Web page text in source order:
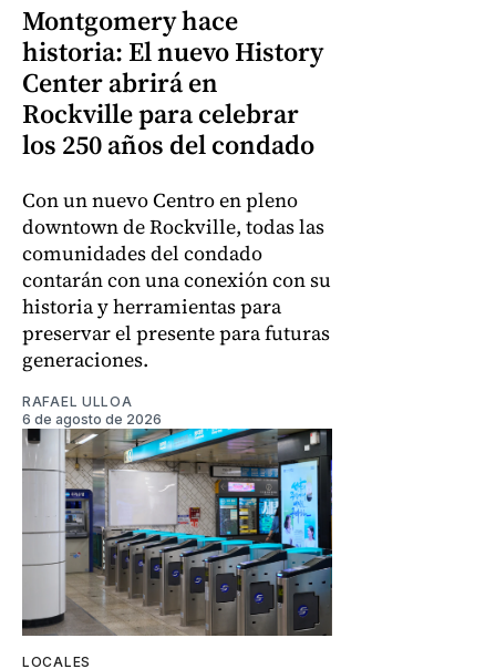
Montgomery hace
historia: El nuevo History
Center abrirá en
Rockville para celebrar
los 250 años del condado
Con un nuevo Centro en pleno
downtown de Rockville, todas las
comunidades del condado
contarán con una conexión con su
historia y herramientas para
preservar el presente para futuras
generaciones.
RAFAEL ULLOA
6 de agosto de 2026
LOCALES